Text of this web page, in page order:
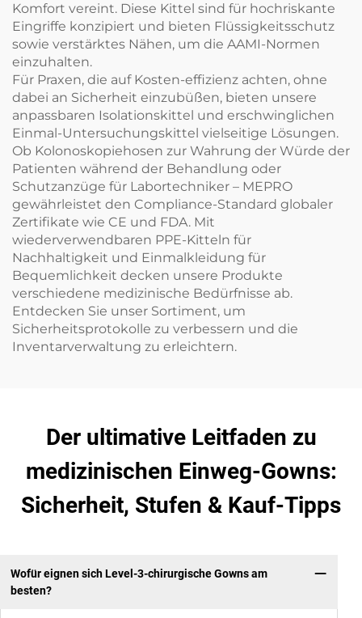
Komfort vereint. Diese Kittel sind für hochriskante
Eingriffe konzipiert und bieten Flüssigkeitsschutz
sowie verstärktes Nähen, um die AAMI-Normen
einzuhalten.
Für Praxen, die auf Kosten-effizienz achten, ohne
dabei an Sicherheit einzubüßen, bieten unsere
anpassbaren Isolationskittel und erschwinglichen
Einmal-Untersuchungskittel vielseitige Lösungen.
Ob Kolonoskopiehosen zur Wahrung der Würde der
Patienten während der Behandlung oder
Schutzanzüge für Labortechniker – MEPRO
gewährleistet den Compliance-Standard globaler
Zertifikate wie CE und FDA. Mit
wiederverwendbaren PPE-Kitteln für
Nachhaltigkeit und Einmalkleidung für
Bequemlichkeit decken unsere Produkte
verschiedene medizinische Bedürfnisse ab.
Entdecken Sie unser Sortiment, um
Sicherheitsprotokolle zu verbessern und die
Inventarverwaltung zu erleichtern.
Der ultimative Leitfaden zu
medizinischen Einweg-Gowns:
Sicherheit, Stufen & Kauf-Tipps
Wofür eignen sich Level-3-chirurgische Gowns am
besten?